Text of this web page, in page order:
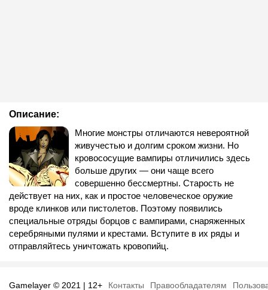
Описание:
Многие монстры отличаются невероятной
живучестью и долгим сроком жизни. Но
кровососущие вампиры отличились здесь
больше других — они чаще всего
совершенно бессмертны. Старость не
действует на них, как и простое человеческое оружие
вроде клинков или пистолетов. Поэтому появились
специальные отряды борцов с вампирами, снаряженных
серебряными пулями и крестами. Вступите в их ряды и
отправляйтесь уничтожать кровопийц.
Gamelayer © 2021 | 12+ Контакты Правообладателям